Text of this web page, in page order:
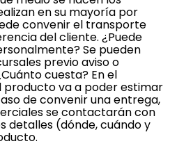
en su mayoría por
convenir el transporte
del cliente. ¿Puede
Se pueden
previo aviso o
cuesta? En el
va a poder estimar
de convenir una entrega,
se contactarán con
detalles (dónde, cuándo y